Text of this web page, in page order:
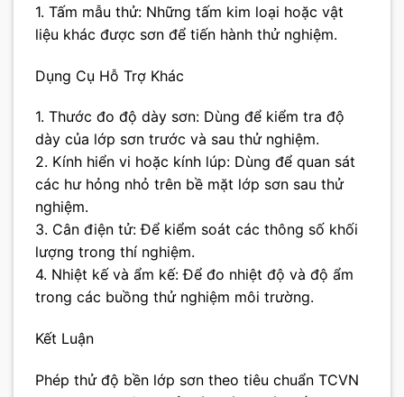
1. Tấm mẫu thử: Những tấm kim loại hoặc vật
liệu khác được sơn để tiến hành thử nghiệm.
Dụng Cụ Hỗ Trợ Khác
1. Thước đo độ dày sơn: Dùng để kiểm tra độ
dày của lớp sơn trước và sau thử nghiệm.
2. Kính hiển vi hoặc kính lúp: Dùng để quan sát
các hư hỏng nhỏ trên bề mặt lớp sơn sau thử
nghiệm.
3. Cân điện tử: Để kiểm soát các thông số khối
lượng trong thí nghiệm.
4. Nhiệt kế và ẩm kế: Để đo nhiệt độ và độ ẩm
trong các buồng thử nghiệm môi trường.
Kết Luận
Phép thử độ bền lớp sơn theo tiêu chuẩn TCVN